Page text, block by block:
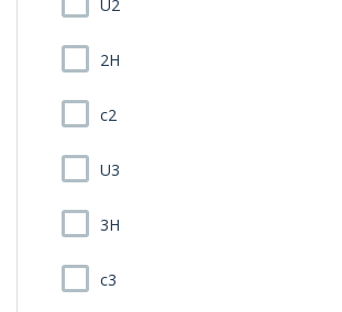
U2
2H
c2
U3
3H
c3